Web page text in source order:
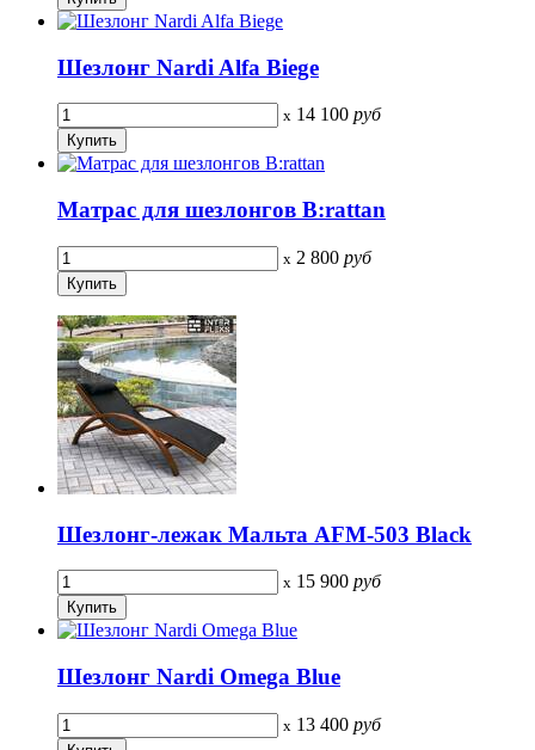
Шезлонг Nardi Alfa Biege
x 14 100 руб
Матрас для шезлонгов B:rattan
x 2 800 руб
Шезлонг-лежак Мальта AFM-503 Black
x 15 900 руб
Шезлонг Nardi Omega Blue
x 13 400 руб